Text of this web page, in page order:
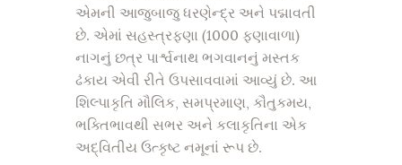
એમની આજુબાજુ ધરણેન્દ્ર અને પદ્માવતી
છે. એમાં સહસ્ત્રફણા (1000 ફણાવાળા)
નાગનું છત્ર પાર્શ્વનાથ ભગવાનનું મસ્તક
ઢંકાય એવી રીતે ઉપસાવવામાં આવ્યું છે. આ
શિલ્પાકૃતિ મૌલિક, સમપ્રમાણ, કૌતુકમય,
ભક્તિભાવથી સભર અને કલાકૃતિના એક
અદ્વિતીય ઉત્કૃષ્ટ નમૂનાં રૂપ છે.